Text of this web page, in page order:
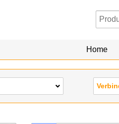
Home